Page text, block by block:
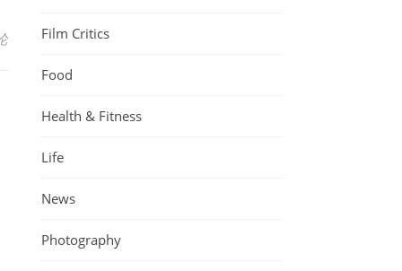
Film Critics
Food
Health & Fitness
Life
News
Photography